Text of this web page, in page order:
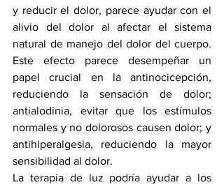
y reducir el dolor, parece ayudar con el
alivio del dolor al afectar el sistema
natural de manejo del dolor del cuerpo.
Este efecto parece desempeñar un
papel crucial en la antinocicepción,
reduciendo la sensación de dolor;
antialodinia, evitar que los estímulos
normales y no dolorosos causen dolor; y
antihiperalgesia, reduciendo la mayor
sensibilidad al dolor.
La terapia de luz podría ayudar a los